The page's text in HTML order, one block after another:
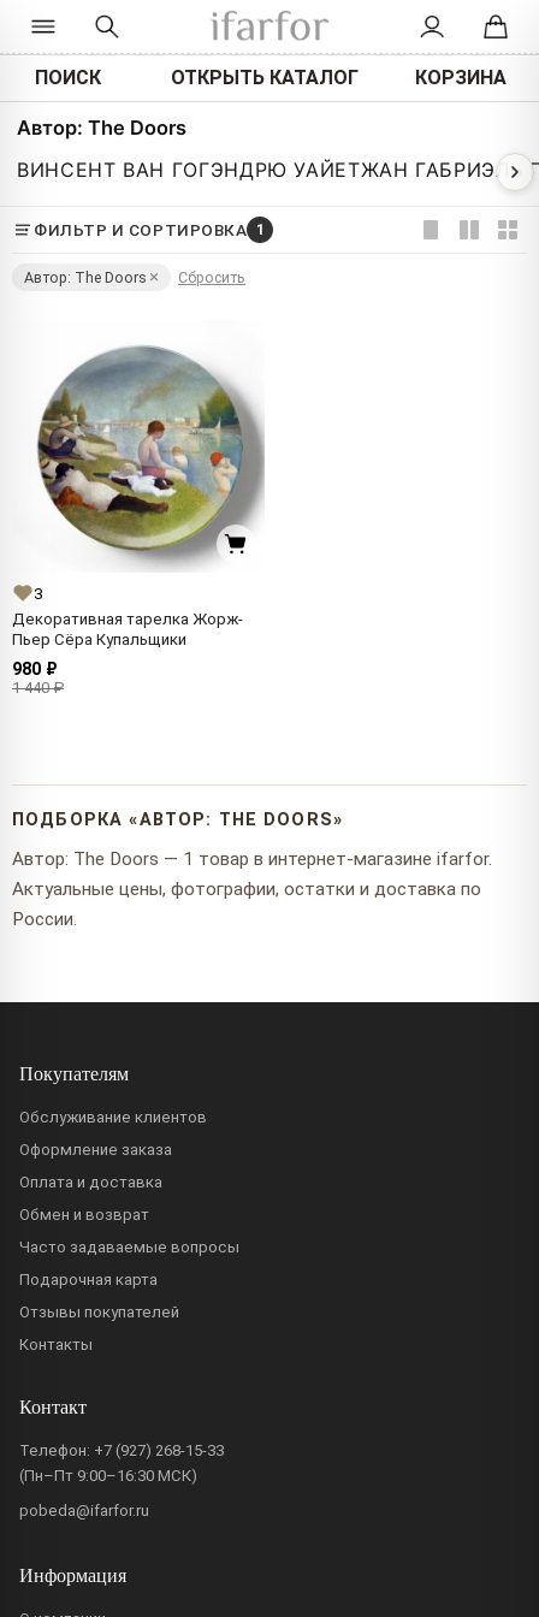
ПОИСК ОТКРЫТЬ КАТАЛОГ КОРЗИНА
Автор: The Doors
ВИНСЕНТ ВАН ГОГЭНДРЮ УАЙЕТЖАН ГАБРИЭЛЬ
ФИЛЬТР И СОРТИРОВКА 1
Автор: The Doors Сбросить
3
Декоративная тарелка Жорж-
Пьер Сёра Купальщики
980 ₽
1 440 ₽
ПОДБОРКА «АВТОР: THE DOORS»
Автор: The Doors — 1 товар в интернет-магазине ifarfor.
Актуальные цены, фотографии, остатки и доставка по
России.
Покупателям
Обслуживание клиентов
Оформление заказа
Оплата и доставка
Обмен и возврат
Часто задаваемые вопросы
Подарочная карта
Отзывы покупателей
Контакты
Контакт
Телефон: +7 (927) 268-15-33
(Пн–Пт 9:00–16:30 МСК)
pobeda@ifarfor.ru
Информация